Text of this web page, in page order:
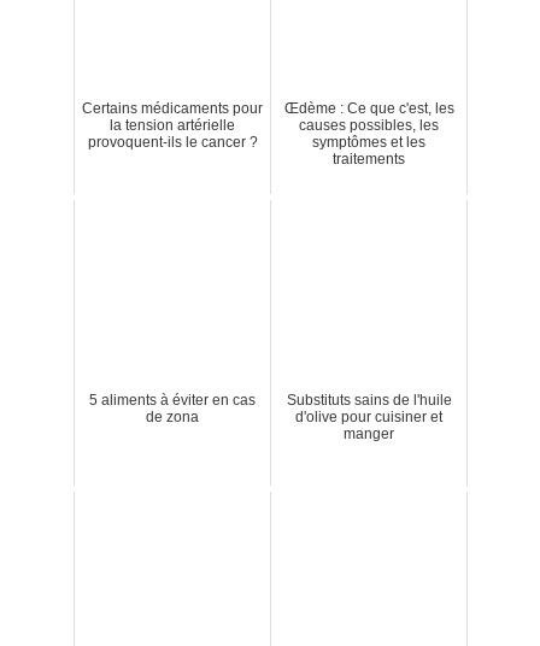
Certains médicaments pour
la tension artérielle
provoquent-ils le cancer ?
Œdème : Ce que c'est, les
causes possibles, les
symptômes et les
traitements
5 aliments à éviter en cas
de zona
Substituts sains de l'huile
d'olive pour cuisiner et
manger